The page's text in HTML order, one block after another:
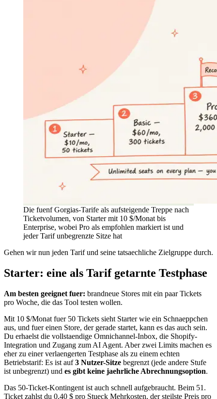
Die fuenf Gorgias-Tarife als aufsteigende Treppe nach
Ticketvolumen, von Starter mit 10 $/Monat bis
Enterprise, wobei Pro als empfohlen markiert ist und
jeder Tarif unbegrenzte Sitze hat
Gehen wir nun jeden Tarif und seine tatsaechliche Zielgruppe durch.
Starter: eine als Tarif getarnte Testphase
Am besten geeignet fuer: brandneue Stores mit ein paar Tickets
pro Woche, die das Tool testen wollen.
Mit 10 $/Monat fuer 50 Tickets sieht Starter wie ein Schnaeppchen
aus, und fuer einen Store, der gerade startet, kann es das auch sein.
Du erhaelst die vollstaendige Omnichannel-Inbox, die Shopify-
Integration und Zugang zum AI Agent. Aber zwei Limits machen es
eher zu einer verlaengerten Testphase als zu einem echten
Betriebstarif: Es ist auf3 Nutzer-Sitze begrenzt (jede andere Stufe
ist unbegrenzt) und es gibt keine jaehrliche Abrechnungsoption.
Das 50-Ticket-Kontingent ist auch schnell aufgebraucht. Beim 51.
Ticket zahlst du 0,40 $ pro Stueck Mehrkosten, der steilste Preis pro